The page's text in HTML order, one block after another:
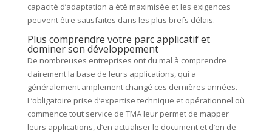
capacité d’adaptation a été maximisée et les exigences
peuvent être satisfaites dans les plus brefs délais.
Plus comprendre votre parc applicatif et
dominer son développement
De nombreuses entreprises ont du mal à comprendre
clairement la base de leurs applications, qui a
généralement amplement changé ces dernières années.
L’obligatoire prise d’expertise technique et opérationnel où
commence tout service de TMA leur permet de mapper
leurs applications, d’en actualiser le document et d’en de